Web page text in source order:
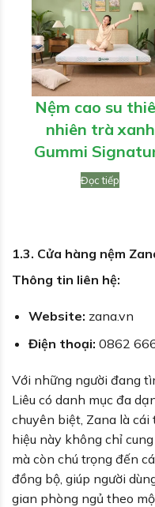
Nệm cao su
nhiên trà xanh
Gummi
Đọc tiếp
1.3. Cửa hàng nệm
Thông tin liên hệ:
Website: zana.vn
Điện thoại: 0862
Với những người đang
Liêu có danh mục đa
chuyên biệt, Zana là
hiệu này không chỉ
mà còn chú trọng đến
đồng bộ, giúp người
gian phòng ngủ theo